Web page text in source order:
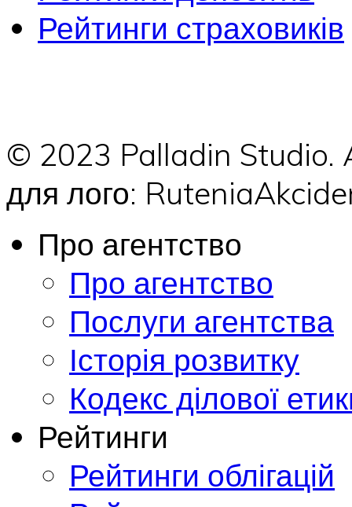
Рейтинги страховиків
© 2023 Palladin
для лого:
Про агентство
Про агентство
Послуги агентства
Історія розвитку
Кодекс ділової
Рейтинги
Рейтинги облігацій